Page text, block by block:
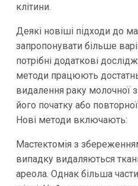
клітини.
Деякі новіші підходи до
запропонувати більше
потрібні додаткові
методи працюють
видалення раку молочної
його початку або
Нові методи включають:
Мастектомія з
випадку видаляються
ареола. Однак більша